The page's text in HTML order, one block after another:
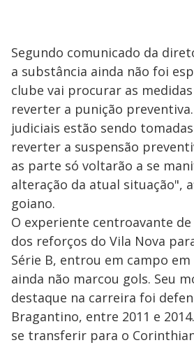
Segundo comunicado da
a substância ainda não foi
clube vai procurar as
reverter a punição
judiciais estão sendo
reverter a suspensão
as parte só voltarão a se
alteração da atual situação",
goiano.
O experiente centroavante
dos reforços do Vila Nova
Série B, entrou em campo
ainda não marcou gols. Seu
destaque na carreira foi
Bragantino, entre 2011 e
se transferir para o